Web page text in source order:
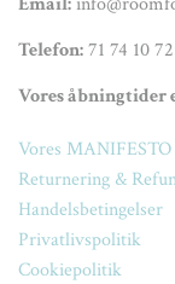
Telefon:71 74 10 72
Vores åbningtider
Vores MANIFESTO
Returnering &
Handelsbetingelser
Privatlivspolitik
Cookiepolitik